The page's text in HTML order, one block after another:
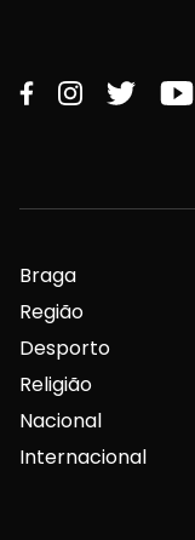
Braga
Região
Desporto
Religião
Nacional
Internacional